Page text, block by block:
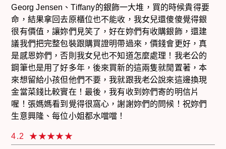
Georg Jensen、Tiffany的銀飾一大堆，買的時候貴得要
命，結果拿回去原櫃位也不能收，我女兒還傻傻覺得銀
很有價值，讓妳們見笑了，好在妳們有收購銀飾，還建
議我們把完整包裝跟購買證明帶過來，價錢會更好，真
是感恩妳們，否則我女兒也不知道怎麼處理！我老公的
鋼筆也是用了好多年，後來買新的這兩隻就閒置著，本
來想留給小孩但他們不要，我就跟我老公說來這邊換現
金當菜錢比較實在！最後，我有收到妳們寄的明信片
喔！張媽媽看到覺得很窩心，謝謝妳們的問候！祝妳們
生意興隆、每位小姐都水噹噹！
4.2